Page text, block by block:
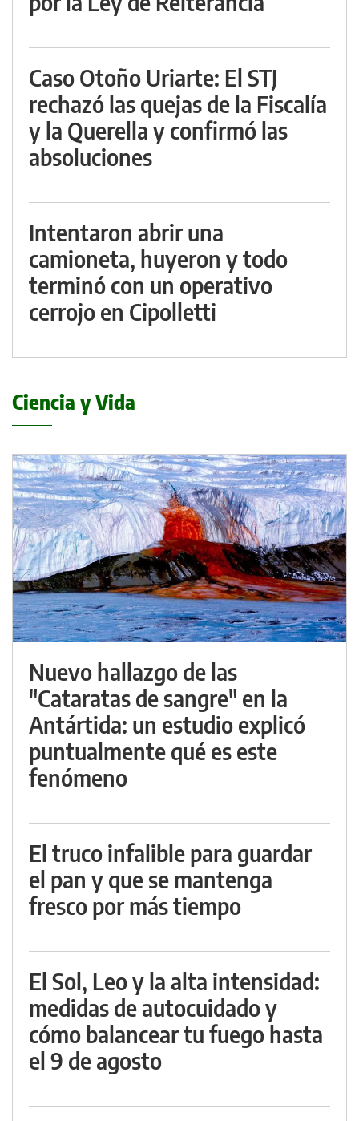
Caso Otoño Uriarte: El STJ
rechazó las quejas de la Fiscalía
y la Querella y confirmó las
absoluciones
Intentaron abrir una
camioneta, huyeron y todo
terminó con un operativo
cerrojo en Cipolletti
Ciencia y Vida
Nuevo hallazgo de las
"Cataratas de sangre" en la
Antártida: un estudio explicó
puntualmente qué es este
fenómeno
El truco infalible para guardar
el pan y que se mantenga
fresco por más tiempo
El Sol, Leo y la alta intensidad:
medidas de autocuidado y
cómo balancear tu fuego hasta
el 9 de agosto